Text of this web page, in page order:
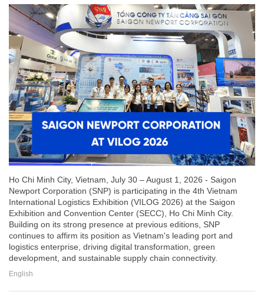
Ho Chi Minh City, Vietnam, July 30 – August 1, 2026 - Saigon
Newport Corporation (SNP) is participating in the 4th Vietnam
International Logistics Exhibition (VILOG 2026) at the Saigon
Exhibition and Convention Center (SECC), Ho Chi Minh City.
Building on its strong presence at previous editions, SNP
continues to affirm its position as Vietnam's leading port and
logistics enterprise, driving digital transformation, green
development, and sustainable supply chain connectivity.
English